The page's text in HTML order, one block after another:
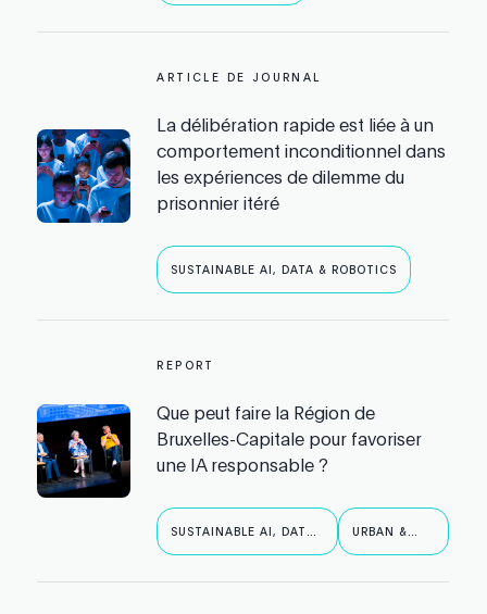
ARTICLE DE JOURNAL
La délibération rapide est liée à un
comportement inconditionnel dans
les expériences de dilemme du
prisonnier itéré
SUSTAINABLE AI, DATA & ROBOTICS
REPORT
Que peut faire la Région de
Bruxelles-Capitale pour favoriser
une IA responsable ?
SUSTAINABLE AI, DATA
URBAN &